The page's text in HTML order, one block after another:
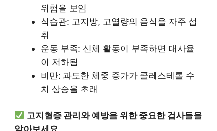
위험을 보임
식습관: 고지방, 고열량의 음식을 자주 섭
취
운동 부족: 신체 활동이 부족하면 대사율
이 저하됨
비만: 과도한 체중 증가가 콜레스테롤 수
치 상승을 초래
고지혈증 관리와 예방을 위한 중요한 검사들을
알아보세요.